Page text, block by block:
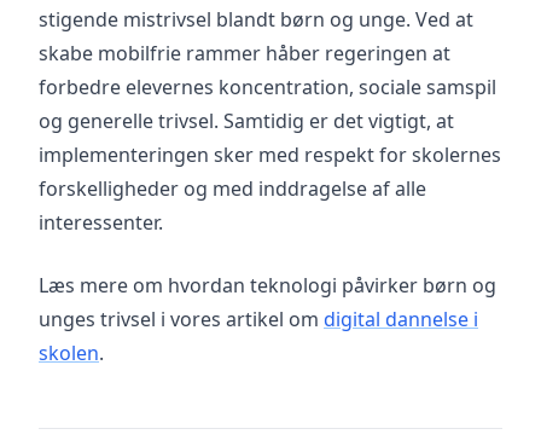
stigende mistrivsel blandt børn og unge. Ved at
skabe mobilfrie rammer håber regeringen at
forbedre elevernes koncentration, sociale samspil
og generelle trivsel. Samtidig er det vigtigt, at
implementeringen sker med respekt for skolernes
forskelligheder og med inddragelse af alle
interessenter.
Læs mere om hvordan teknologi påvirker børn og
unges trivsel i vores artikel om digital dannelse i
skolen.